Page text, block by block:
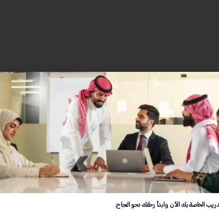
على سبيل المثال، عندما قمت بتجربة حقيبة تدريبية تتعلق بالقيادة
في الحياة العملية.
المشاركين. يمكنك تخصيص الأنشطة لتتناسب مع مستوى
الخاصة بك الآن وابدأ رحلتك نحو النجاح.